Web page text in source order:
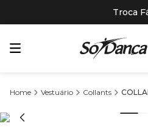
Troca
Vestuário Collants